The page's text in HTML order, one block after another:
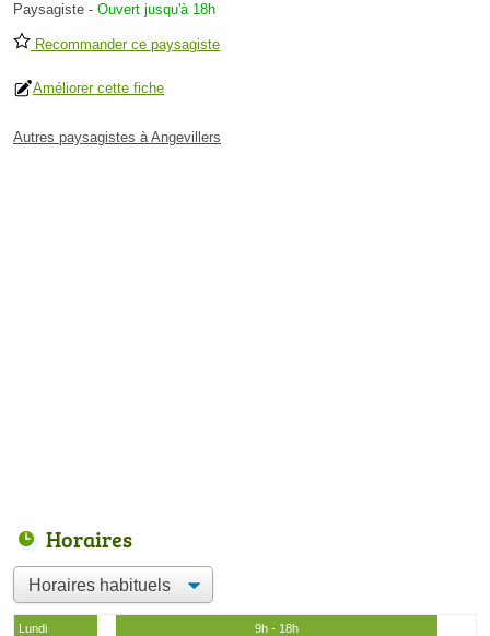
Paysagiste - Ouvert jusqu'à 18h
Recommander ce paysagiste
Améliorer cette fiche
Autres paysagistes à Angevillers
Horaires
Lundi
9h - 18h